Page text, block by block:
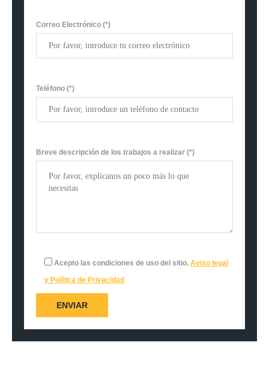
Correo Electrónico (*)
Teléfono (*)
Breve descripción de los trabajos a realizar (*)
Acepto las condiciones de uso del sitio. Aviso legal
y Política de Privacidad